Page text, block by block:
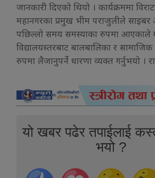
जानकारी दिएको थियो । कार्यक्रममा
महानगरका प्रमुख भीम पराजुलीले साइबर
पछिल्लो समय समस्याका रुपमा आएकाले
विद्यालयस्तरबाट बालबालिका र
रुपमा लैजानुपर्ने धारणा व्यक्त गर्नुभयो ।
यो खबर पढेर तपाईलाई
भयो ?